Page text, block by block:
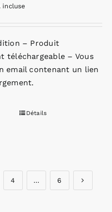
incluse
– Produit
téléchargeable – Vous
email contenant un lien
Détails
4 … 6